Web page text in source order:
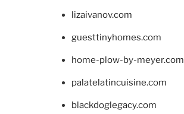
lizaivanov.com
guesttinyhomes.com
home-plow-by-meyer.com
palatelatincuisine.com
blackdoglegacy.com